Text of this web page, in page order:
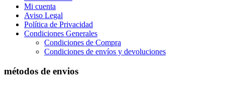
Mi cuenta
Aviso Legal
Política de Privacidad
Condiciones Generales
Condiciones de Compra
Condiciones de envíos y devoluciones
métodos de envios